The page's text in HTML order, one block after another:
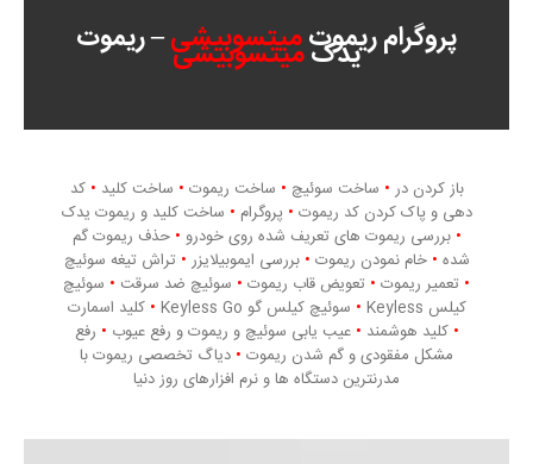
پروگرام ریموتمیتسوبیشی– ریموت یدکمیتسوبیشی
باز کردن در • ساخت سوئیچ • ساخت ریموت • ساخت کلید • کد
دهی و پاک کردن کد ریموت • پروگرام • ساخت کلید و ریموت یدک
• بررسی ریموت های تعریف شده روی خودرو • حذف ریموت گم
شده • خام نمودن ریموت • بررسی ایموبیلایزر • تراش تیغه سوئیچ
• تعمیر ریموت • تعویض قاب ریموت • سوئیچ ضد سرقت • سوئیچ
کیلس Keyless
• سوئیچ کیلس گو Keyless Go • کلید اسمارت
• کلید هوشمند • عیب یابی سوئیچ و ریموت و رفع عیوب • رفع
مشکل مفقودی و گم شدن ریموت • دیاگ تخصصی ریموت با
مدرنترین دستگاه ها و نرم افزارهای روز دنیا